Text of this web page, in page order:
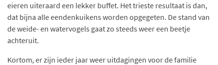
eieren uiteraard een lekker buffet. Het trieste resultaat is dan,
dat bijna alle eendenkuikens worden opgegeten. De stand van
de weide- en watervogels gaat zo steeds weer een beetje
achteruit.
Kortom, er zijn ieder jaar weer uitdagingen voor de familie